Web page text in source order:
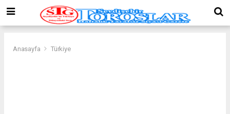
Anasayfa Türkiye